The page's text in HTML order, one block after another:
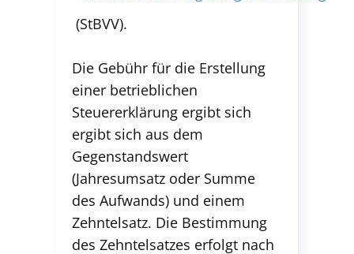
(StBVV).
Die Gebühr für die Erstellung
einer betrieblichen
Steuererklärung ergibt sich
ergibt sich aus dem
Gegenstandswert
(Jahresumsatz oder Summe
des Aufwands) und einem
Zehntelsatz. Die Bestimmung
des Zehntelsatzes erfolgt nach